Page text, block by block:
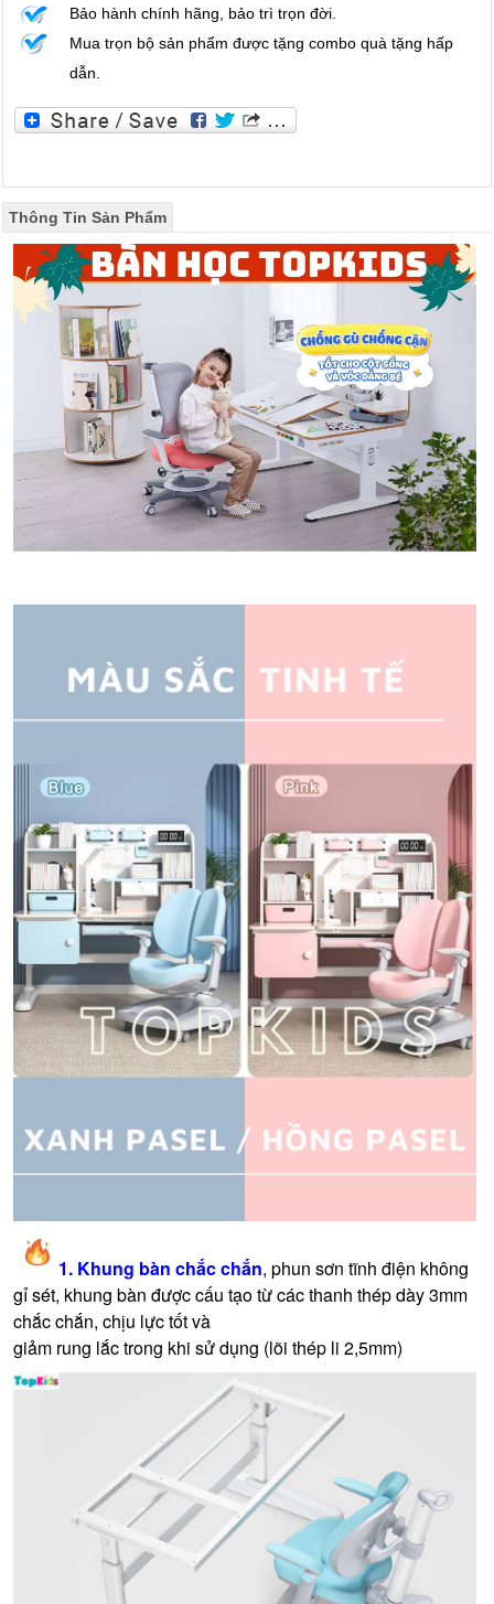
Bảo hành chính hãng, bảo trì trọn đời.
Mua trọn bộ sản phẩm được tặng combo quà tặng hấp
dẫn.
Thông Tin Sản Phẩm
1. Khung bàn chắc chắn, phun sơn tĩnh điện không
gỉ sét, khung bàn được cấu tạo từ các thanh thép dày 3mm
chắc chắn, chịu lực tốt và
giảm rung lắc trong khi sử dụng (lõi thép li 2,5mm)